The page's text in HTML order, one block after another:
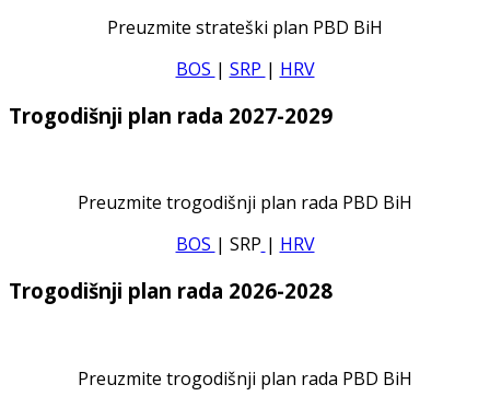
Preuzmite strateški plan PBD BiH
BOS | SRP | HRV
Trogodišnji plan rada 2027-2029
Preuzmite trogodišnji plan rada PBD BiH
BOS | SRP | HRV
Trogodišnji plan rada 2026-2028
Preuzmite trogodišnji plan rada PBD BiH